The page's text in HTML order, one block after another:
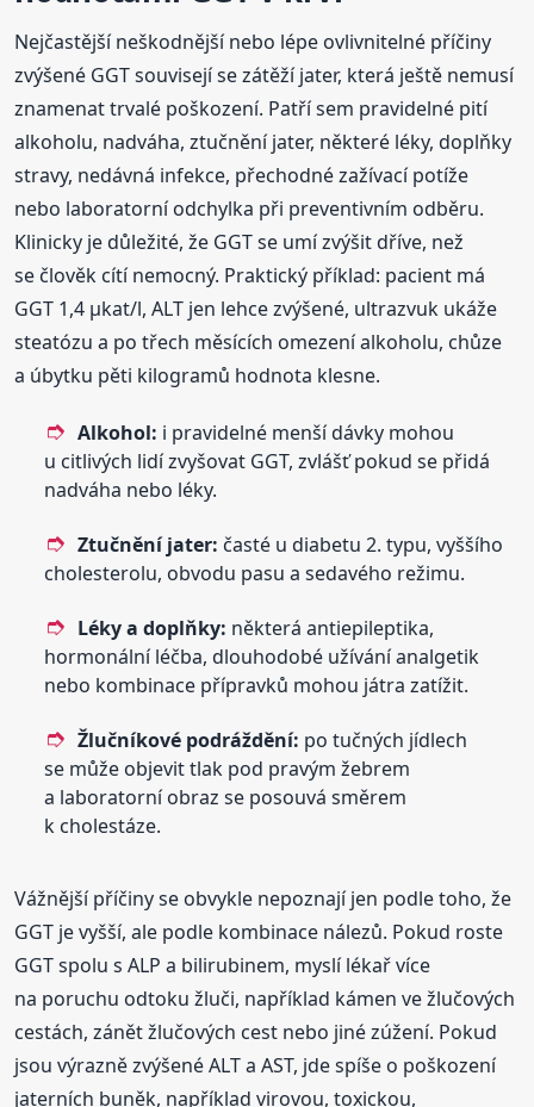
Nejčastější neškodnější nebo lépe ovlivnitelné příčiny
zvýšené GGT souvisejí se zátěží jater, která ještě nemusí
znamenat trvalé poškození. Patří sem pravidelné pití
alkoholu, nadváha, ztučnění jater, některé léky, doplňky
stravy, nedávná infekce, přechodné zažívací potíže
nebo laboratorní odchylka při preventivním odběru.
Klinicky je důležité, že GGT se umí zvýšit dříve, než
se člověk cítí nemocný. Praktický příklad: pacient má
GGT 1,4 µkat/l, ALT jen lehce zvýšené, ultrazvuk ukáže
steatózu a po třech měsících omezení alkoholu, chůze
a úbytku pěti kilogramů hodnota klesne.
Alkohol: i pravidelné menší dávky mohou
u citlivých lidí zvyšovat GGT, zvlášť pokud se přidá
nadváha nebo léky.
Ztučnění jater: časté u diabetu 2. typu, vyššího
cholesterolu, obvodu pasu a sedavého režimu.
Léky a doplňky: některá antiepileptika,
hormonální léčba, dlouhodobé užívání analgetik
nebo kombinace přípravků mohou játra zatížit.
Žlučníkové podráždění: po tučných jídlech
se může objevit tlak pod pravým žebrem
a laboratorní obraz se posouvá směrem
k cholestáze.
Vážnější příčiny se obvykle nepoznají jen podle toho, že
GGT je vyšší, ale podle kombinace nálezů. Pokud roste
GGT spolu s ALP a bilirubinem, myslí lékař více
na poruchu odtoku žluči, například kámen ve žlučových
cestách, zánět žlučových cest nebo jiné zúžení. Pokud
jsou výrazně zvýšené ALT a AST, jde spíše o poškození
jaterních buněk, například virovou, toxickou,